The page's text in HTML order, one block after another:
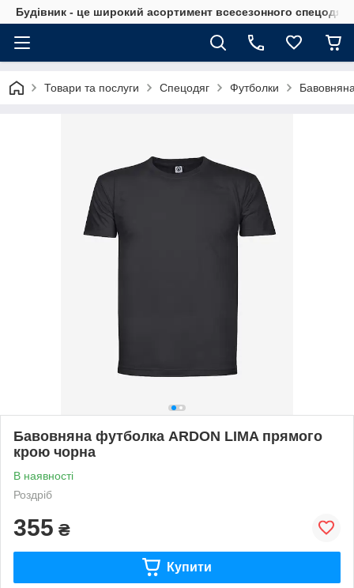
Будівник - це широкий асортимент всесезонного спецодягу
Товари та послуги Спецодяг Футболки
Бавовняна футболка ARDON LIMA прямого
крою чорна
В наявності
Роздріб
355 ₴
Купити